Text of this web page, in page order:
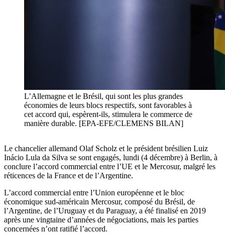
L’Allemagne et le Brésil, qui sont les plus grandes
économies de leurs blocs respectifs, sont favorables à
cet accord qui, espèrent-ils, stimulera le commerce de
manière durable. [EPA-EFE/CLEMENS BILAN]
Le chancelier allemand Olaf Scholz et le président brésilien Luiz
Inácio Lula da Silva se sont engagés, lundi (4 décembre) à Berlin, à
conclure l’accord commercial entre l’UE et le Mercosur, malgré les
réticences de la France et de l’Argentine.
L’accord commercial entre l’Union européenne et le bloc
économique sud-américain Mercosur, composé du Brésil, de
l’Argentine, de l’Uruguay et du Paraguay, a été finalisé en 2019
après une vingtaine d’années de négociations, mais les parties
concernées n’ont ratifié l’accord.